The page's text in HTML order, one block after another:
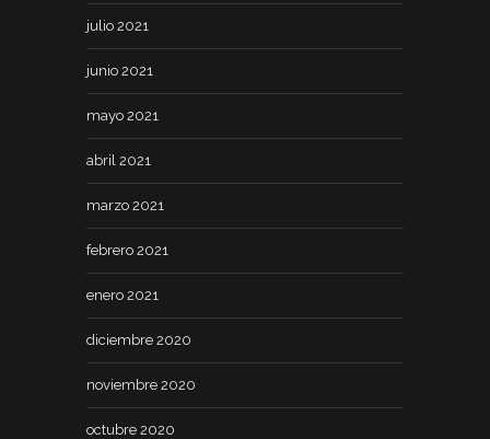
julio 2021
junio 2021
mayo 2021
abril 2021
marzo 2021
febrero 2021
enero 2021
diciembre 2020
noviembre 2020
octubre 2020